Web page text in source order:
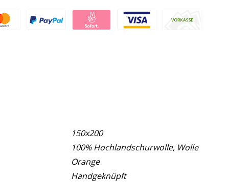
150x200
100% Hochlandschurwolle, Wolle
Orange
Handgeknüpft